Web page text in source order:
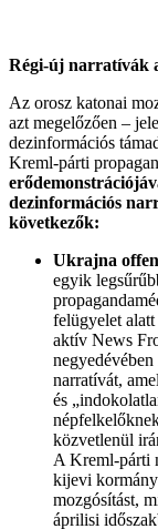
Régi-új narratívák
Az orosz katonai
azt megelőzően –
dezinformációs
Kreml-párti
dezinformációs
következők:
Ukrajna
egyik
felügyelet
aktív News
narratívát,
és
közvetlenül
A Kreml-párti
kijevi
mozgósítást,
áprilisi